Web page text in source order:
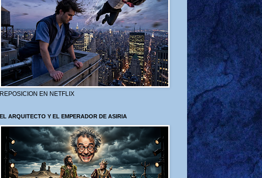
REPOSICION EN NETFLIX
EL ARQUITECTO Y EL EMPERADOR DE ASIRIA